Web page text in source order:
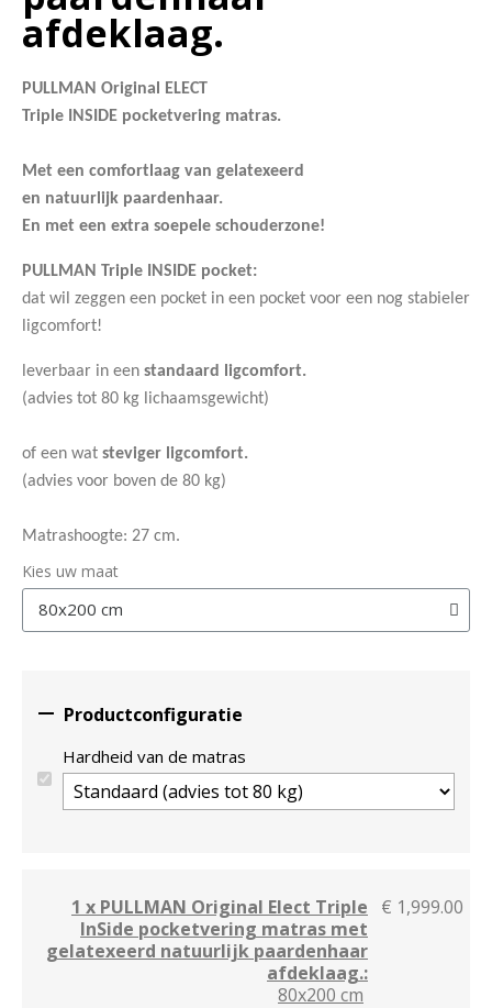
afdeklaag.
PULLMAN Original ELECT
Triple INSIDE pocketvering matras.
Met een comfortlaag van gelatexeerd
en natuurlijk paardenhaar.
En met een extra soepele schouderzone!
PULLMAN Triple INSIDE pocket:
dat wil zeggen een pocket in een pocket voor een nog stabieler
ligcomfort!
leverbaar in een standaard ligcomfort.
(advies tot 80 kg lichaamsgewicht)
of een wat steviger ligcomfort.
(advies voor boven de 80 kg)
Matrashoogte: 27 cm.
Kies uw maat
 Productconfiguratie
Hardheid van de matras
1 x PULLMAN Original Elect Triple
InSide pocketvering matras met
gelatexeerd natuurlijk paardenhaar
afdeklaag.:
80x200 cm
€ 1,999.00